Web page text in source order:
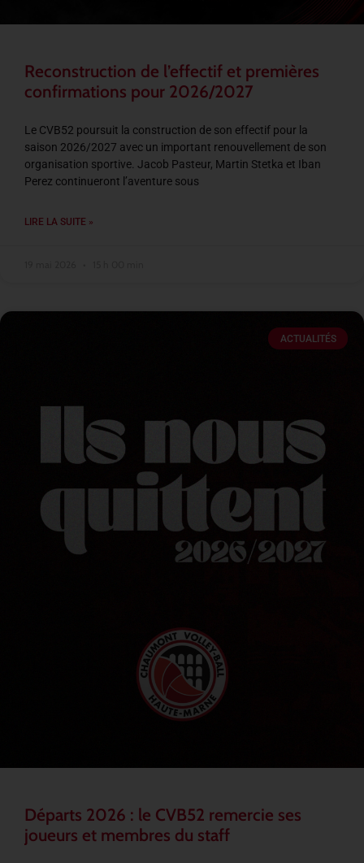
Reconstruction de l’effectif et premières
confirmations pour 2026/2027
Le CVB52 poursuit la construction de son effectif pour la
saison 2026/2027 avec un important renouvellement de son
organisation sportive. Jacob Pasteur, Martin Stetka et Iban
Perez continueront l’aventure sous
LIRE LA SUITE »
ACTUALITÉS
Départs 2026 : le CVB52 remercie ses
joueurs et membres du staff